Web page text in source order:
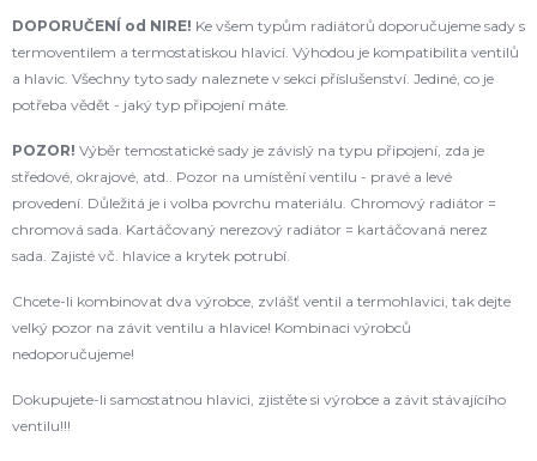
DOPORUČENÍ od NIRE! Ke všem typům radiátorů doporučujeme sady s
termoventilem a termostatiskou hlavicí. Výhodou je kompatibilita ventilů
a hlavic. Všechny tyto sady naleznete v sekci příslušenství. Jediné, co je
potřeba vědět - jaký typ připojení máte.
POZOR! Výběr temostatické sady je závislý na typu připojení, zda je
středové, okrajové, atd.. Pozor na umístění ventilu - pravé a levé
provedení. Důležitá je i volba povrchu materiálu. Chromový radiátor =
chromová sada. Kartáčovaný nerezový radiátor = kartáčovaná nerez
sada. Zajisté vč. hlavice a krytek potrubí.
Chcete-li kombinovat dva výrobce, zvlášť ventil a termohlavici, tak dejte
velký pozor na závit ventilu a hlavice! Kombinaci výrobců
nedoporučujeme!
Dokupujete-li samostatnou hlavici, zjistěte si výrobce a závit stávajícího
ventilu!!!